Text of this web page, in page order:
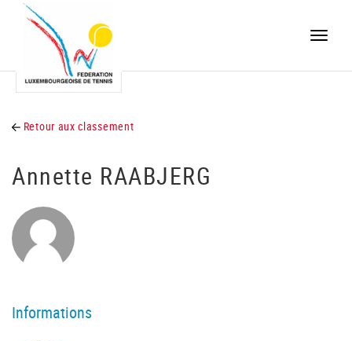
Toggle
Retour aux classement
Annette RAABJERG
Informations